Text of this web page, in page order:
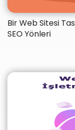
Bir Web Sitesi
SEO Yönleri